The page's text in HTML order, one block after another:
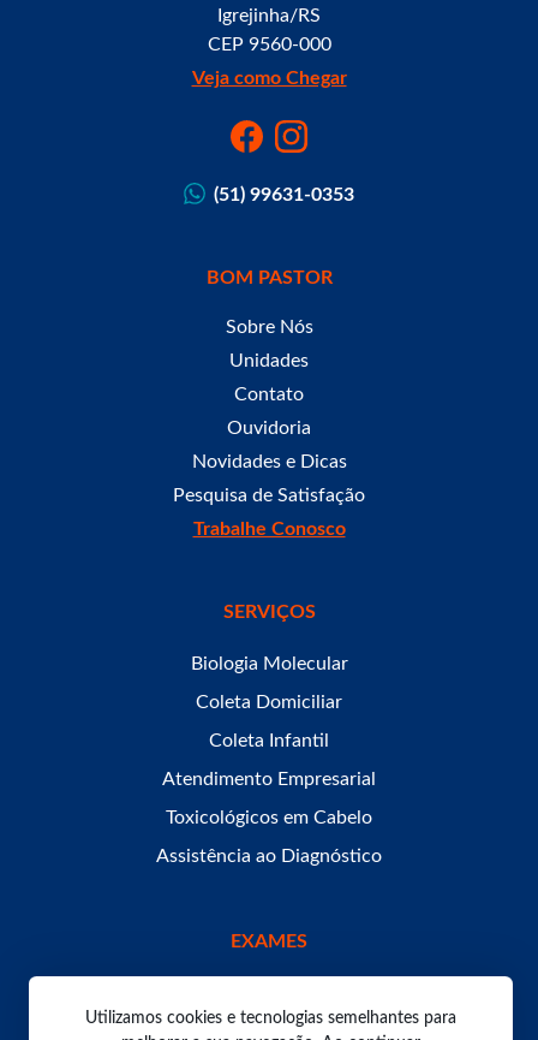
Igrejinha/RS
CEP 9560-000
Veja como Chegar
(51) 99631-0353
BOM PASTOR
Sobre Nós
Unidades
Contato
Ouvidoria
Novidades e Dicas
Pesquisa de Satisfação
Trabalhe Conosco
SERVIÇOS
Biologia Molecular
Coleta Domiciliar
Coleta Infantil
Atendimento Empresarial
Toxicológicos em Cabelo
Assistência ao Diagnóstico
EXAMES
Utilizamos cookies e tecnologias semelhantes para